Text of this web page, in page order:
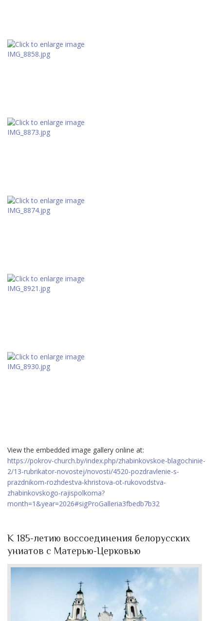
View the embedded image gallery online at:
https://pokrov-church.by/index.php/zhabinkovskoe-blagochinie-
2/13-rubrikator-novostej/novosti/4520-pozdravlenie-s-
prazdnikom-rozhdestva-khristova-ot-rukovodstva-
zhabinkovskogo-rajispolkoma?
month=1&year=2026#sigProGalleria3fbedb7b32
К 185-летию воссоединения белорусских
униатов с Матерью-Церковью